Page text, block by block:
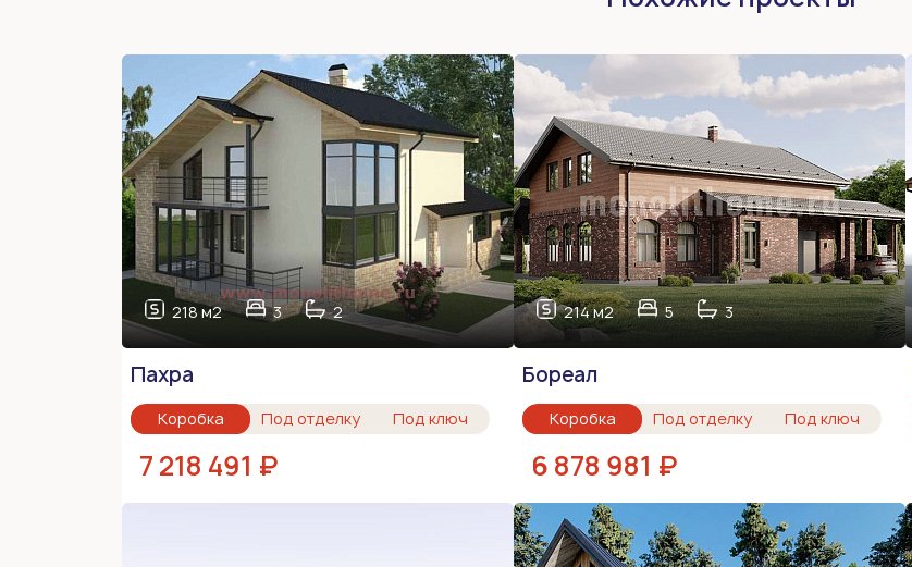
218 м2 3 2
Пахра
Коробка Под отделку Под ключ
7 218 491 ₽
214 м2 5 3
Бореал
Коробка Под отделку Под ключ
6 878 981 ₽